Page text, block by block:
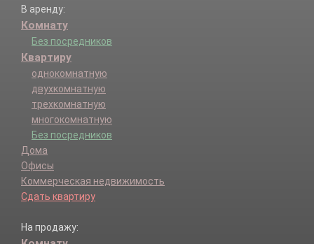
В аренду:
Комнату
Без посредников
Квартиру
однокомнатную
двухкомнатную
трехкомнатную
многокомнатную
Без посредников
Дома
Офисы
Коммерческая недвижимость
Сдать квартиру
На продажу: